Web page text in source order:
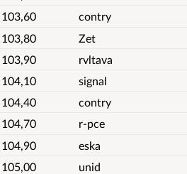
103,60
contry
103,80 Zet
103,90
rvltava
104,10
signal
104,40
contry
104,70
r-pce
104,90 eska
105,00
unid